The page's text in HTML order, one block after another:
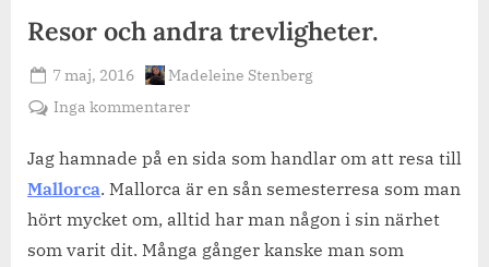
Resor och andra trevligheter.
Posted
on
7 maj, 2016 By
Madeleine Stenberg
Inga kommentarertill
och
andra
Jag hamnade på en sida som handlar om att resa till
Mallorca. Mallorca är en sån semesterresa som man
hört mycket om, alltid har man någon i sin närhet
som varit dit. Många gånger kanske man som